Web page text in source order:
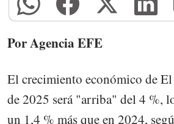
Por Agencia EFE
El crecimiento económico de
de 2025 será "arriba" del 4 %,
un 1,4 % más que en 2024,